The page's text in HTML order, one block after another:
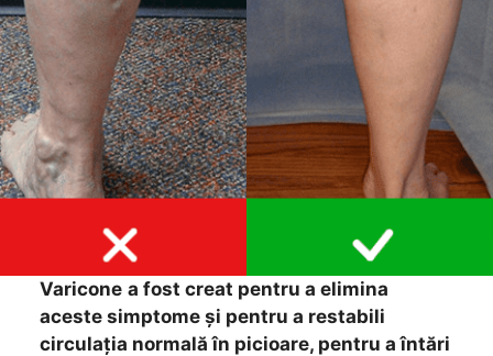
Varicone a fost creat pentru a elimina
aceste simptome și pentru a restabili
circulația normală în picioare, pentru a întări